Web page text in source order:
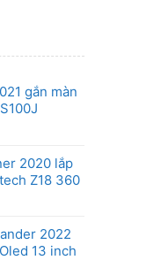
gắn màn
2020 lắp
Z18 360
2022
13 inch